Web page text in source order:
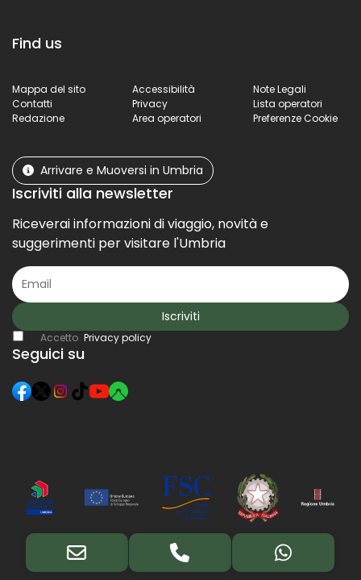
Find us
Mappa del sito Accessibilità
Note Legali
Contatti
Privacy
Lista operatori
Redazione
Area operatori Preferenze Cookie
Arrivare e Muoversi in Umbria
Iscriviti alla newsletter
Riceverai informazioni di viaggio, novità e
suggerimenti per visitare l'Umbria
Iscriviti
Accetto Privacy policy
Seguici su